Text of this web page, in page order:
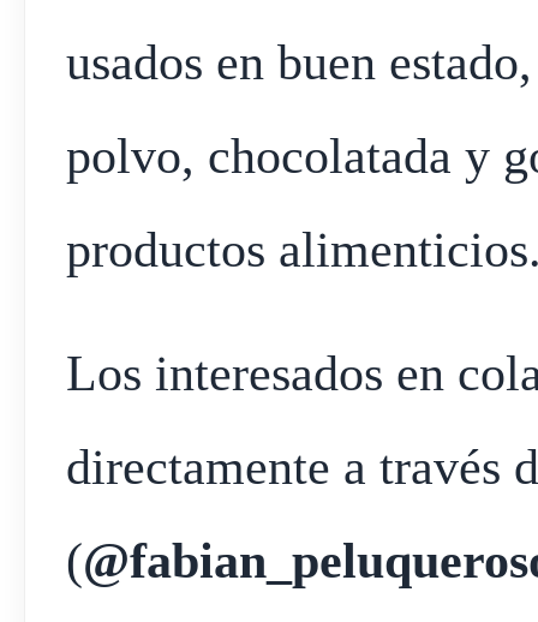
usados en buen
polvo, chocolatada y
productos
Los interesados en
directamente a través
(